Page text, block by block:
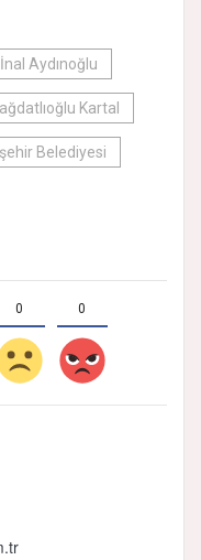
İnal Aydınoğlu
Kartal
Belediyesi
0 0